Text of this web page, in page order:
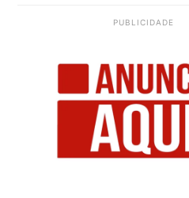
PUBLICIDADE